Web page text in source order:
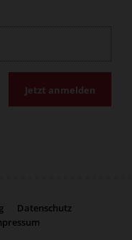
Jetzt anmelden
Datenschutz